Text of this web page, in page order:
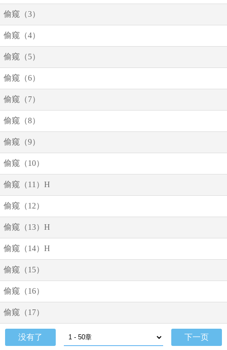
偷窥（3）
偷窥（4）
偷窥（5）
偷窥（6）
偷窥（7）
偷窥（8）
偷窥（9）
偷窥（10）
偷窥（11）H
偷窥（12）
偷窥（13）H
偷窥（14）H
偷窥（15）
偷窥（16）
偷窥（17）
没有了 下一页